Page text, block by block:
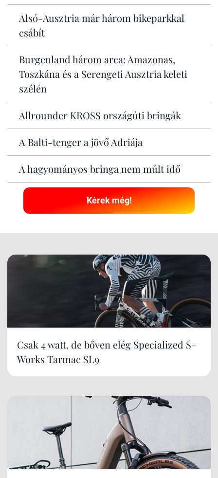
Alsó-Ausztria már három bikeparkkal
csábít
Burgenland három arca: Amazonas,
Toszkána és a Serengeti Ausztria keleti
szélén
Allrounder KROSS országúti bringák
A Balti-tenger a jövő Adriája
A hagyományos bringa nem múlt idő
Kérek még!
Csak 4 watt, de bőven elég Specialized S-
Works Tarmac SL9